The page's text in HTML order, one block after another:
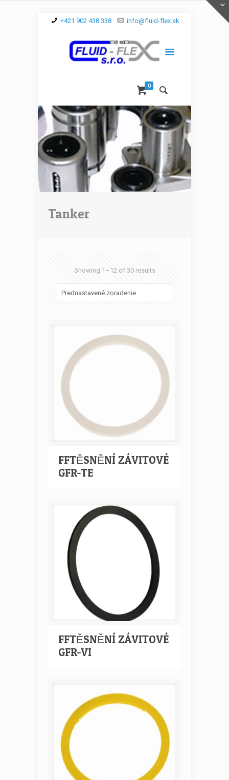
+421 902 438 338 info@fluid-flex.sk
0
Tanker
Showing 1–12 of 30 results
FFTĚSNĚNÍ ZÁVITOVÉ
GFR-TE
FFTĚSNĚNÍ ZÁVITOVÉ
GFR-VI